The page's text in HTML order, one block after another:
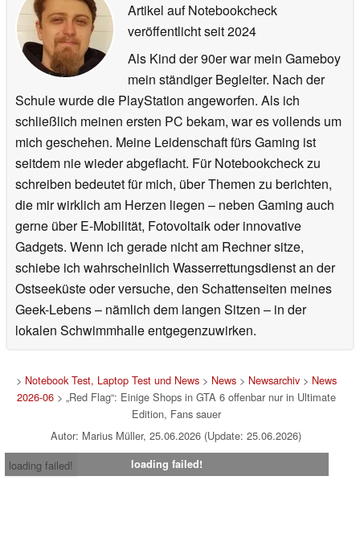
Artikel auf Notebookcheck
veröffentlichtseit 2024
Als Kind der 90er war mein Gameboy
mein ständiger Begleiter. Nach der
Schule wurde die PlayStation angeworfen. Als ich
schließlich meinen ersten PC bekam, war es vollends um
mich geschehen. Meine Leidenschaft fürs Gaming ist
seitdem nie wieder abgeflacht. Für Notebookcheck zu
schreiben bedeutet für mich, über Themen zu berichten,
die mir wirklich am Herzen liegen – neben Gaming auch
gerne über E-Mobilität, Fotovoltaik oder innovative
Gadgets. Wenn ich gerade nicht am Rechner sitze,
schiebe ich wahrscheinlich Wasserrettungsdienst an der
Ostseeküste oder versuche, den Schattenseiten meines
Geek-Lebens – nämlich dem langen Sitzen – in der
lokalen Schwimmhalle entgegenzuwirken.
> Notebook Test, Laptop Test und News> News> Newsarchiv> News
2026-06> „Red Flag“: Einige Shops in GTA 6 offenbar nur in Ultimate
Edition, Fans sauer
Autor: Marius Müller, 25.06.2026 (Update: 25.06.2026)
loading failed!
loading failed!